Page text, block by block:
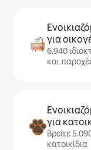
για
6.940
και
για
Βρείτε
κατοικίδια